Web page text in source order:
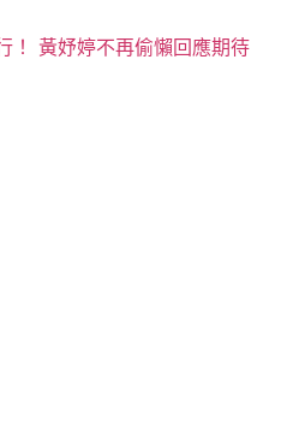
！ 黃妤婷不再偷懶回應期待